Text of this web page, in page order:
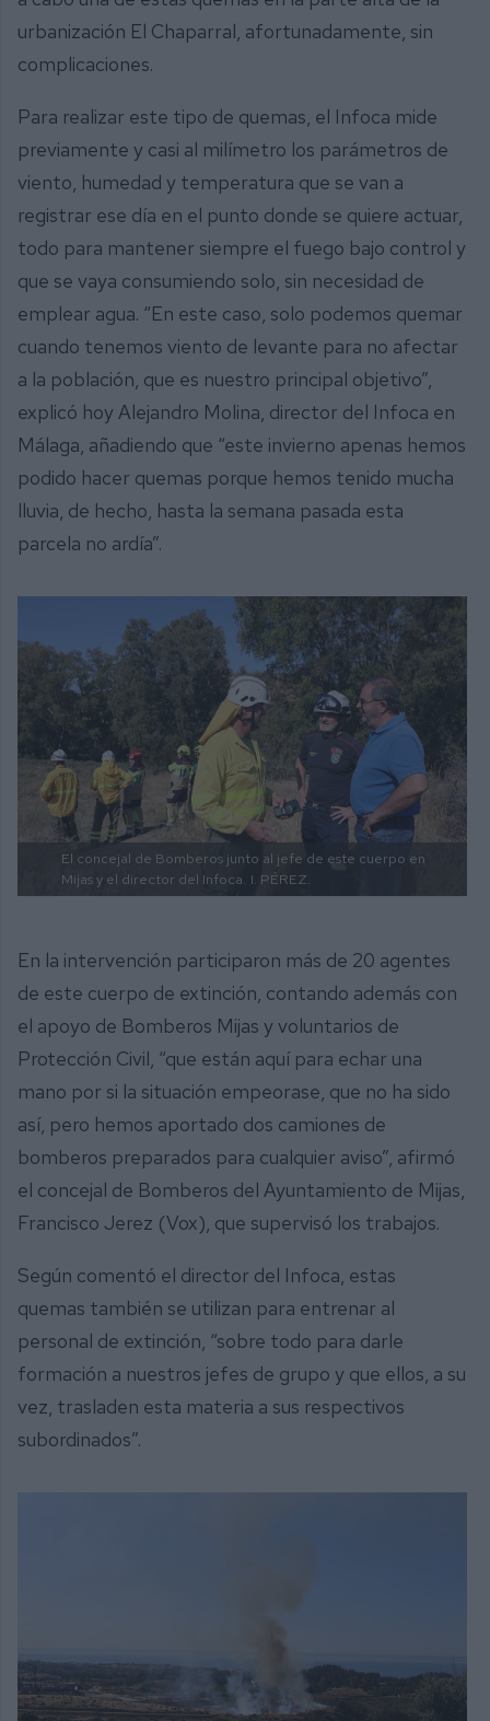
urbanización El Chaparral, afortunadamente, sin
complicaciones.
Para realizar este tipo de quemas, el Infoca mide
previamente y casi al milímetro los parámetros de
viento, humedad y temperatura que se van a
registrar ese día en el punto donde se quiere actuar,
todo para mantener siempre el fuego bajo control y
que se vaya consumiendo solo, sin necesidad de
emplear agua. “En este caso, solo podemos quemar
cuando tenemos viento de levante para no afectar
a la población, que es nuestro principal objetivo”,
explicó hoy Alejandro Molina, director del Infoca en
Málaga, añadiendo que “este invierno apenas hemos
podido hacer quemas porque hemos tenido mucha
lluvia, de hecho, hasta la semana pasada esta
parcela no ardía”.
El concejal de Bomberos junto al jefe de este cuerpo en
Mijas y el director del Infoca. I. PÉREZ.
En la intervención participaron más de 20 agentes
de este cuerpo de extinción, contando además con
el apoyo de Bomberos Mijas y voluntarios de
Protección Civil, “que están aquí para echar una
mano por si la situación empeorase, que no ha sido
así, pero hemos aportado dos camiones de
bomberos preparados para cualquier aviso”, afirmó
el concejal de Bomberos del Ayuntamiento de Mijas,
Francisco Jerez (Vox), que supervisó los trabajos.
Según comentó el director del Infoca, estas
quemas también se utilizan para entrenar al
personal de extinción, “sobre todo para darle
formación a nuestros jefes de grupo y que ellos, a su
vez, trasladen esta materia a sus respectivos
subordinados”.